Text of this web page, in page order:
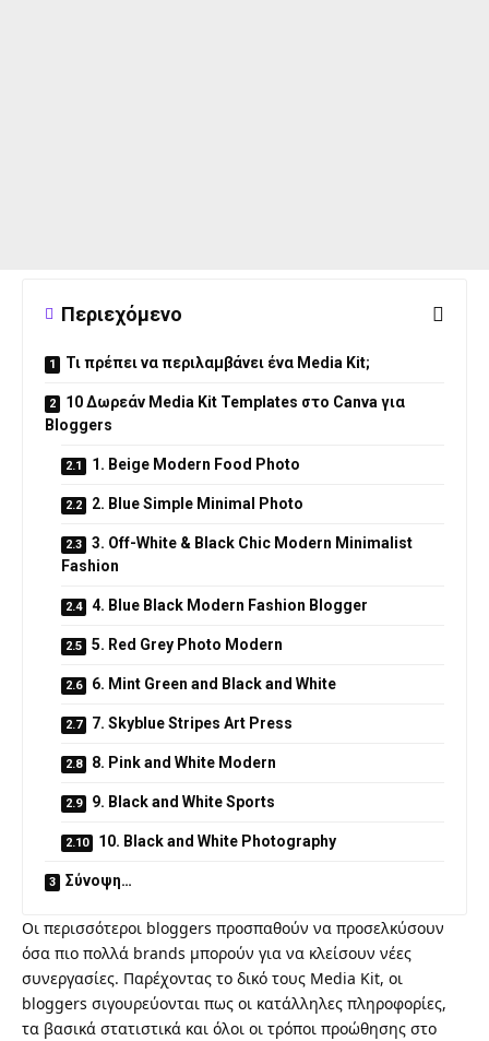
Περιεχόμενο
Τι πρέπει να περιλαμβάνει ένα Media Kit;
10 Δωρεάν Media Kit Templates στο Canva για
Bloggers
1. Beige Modern Food Photo
2. Blue Simple Minimal Photo
3. Off-White & Black Chic Modern Minimalist
Fashion
4. Blue Black Modern Fashion Blogger
5. Red Grey Photo Modern
6. Mint Green and Black and White
7. Skyblue Stripes Art Press
8. Pink and White Modern
9. Black and White Sports
10. Black and White Photography
Σύνοψη…
Οι περισσότεροι bloggers προσπαθούν να προσελκύσουν
όσα πιο πολλά brands μπορούν για να κλείσουν νέες
συνεργασίες. Παρέχοντας το δικό τους Media Kit, οι
bloggers σιγουρεύονται πως οι κατάλληλες πληροφορίες,
τα βασικά στατιστικά και όλοι οι τρόποι προώθησης στο